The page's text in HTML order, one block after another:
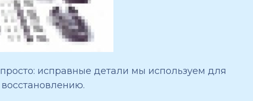
исправные детали мы используем для